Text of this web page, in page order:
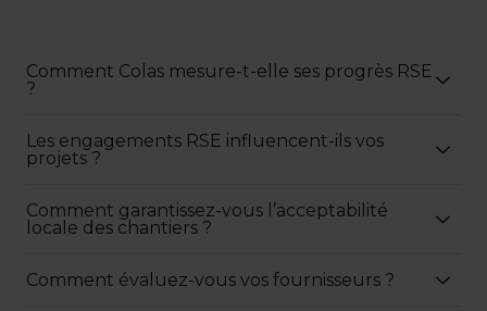
Comment Colas mesure-t-elle ses progrès RSE
?
Les engagements RSE influencent-ils vos
projets ?
Comment garantissez-vous l’acceptabilité
locale des chantiers ?
Comment évaluez-vous vos fournisseurs ?